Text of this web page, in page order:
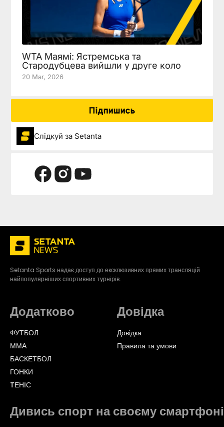
WTA Маямі: Ястремська та
Стародубцева вийшли у друге коло
20 Mar, 2026
Підпишись
Слідкуй за Setanta
Setanta Sports надає доступ до ексклюзивних прямих трансляцій
найпопулярніших спортивних турнірів.
Додатково
ФУТБОЛ
ММА
БАСКЕТБОЛ
ГОНКИ
TЕНІС
Довідка
Довідка
Правила та умови
Дивись спорт на своєму смартфоні